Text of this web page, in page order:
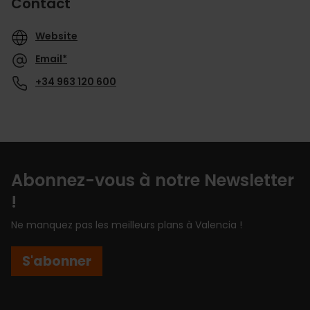
Website
Email*
+34 963 120 600
Abonnez-vous à notre Newsletter
!
Ne manquez pas les meilleurs plans à Valencia !
S'abonner